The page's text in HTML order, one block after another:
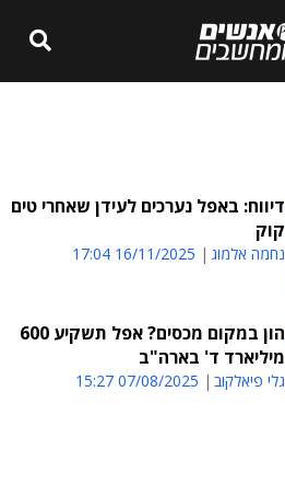
דיווח: באפל נערכים לעידן שאחרי טים
קוק
נחמה אלמוג 16/11/2025 17:04
הון במקום מכסים? אפל תשקיע 600
מיליארד ד' בארה"ב
גלי פיאלקוב 07/08/2025 15:27